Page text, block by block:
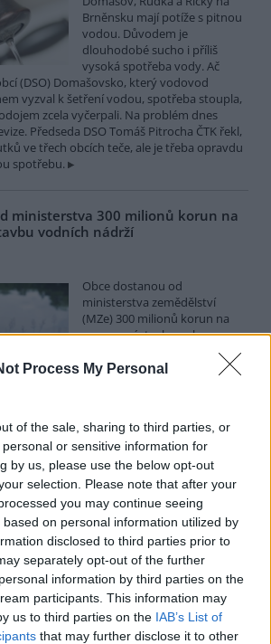
Process My Personal
of the sale, sharing to third parties, or
or sensitive information for
by us, please use the below opt-out
selection. Please note that after your
you may continue seeing
on personal information utilized by
disclosed to third parties prior to
separately opt-out of the further
information by third parties on the
participants. This information may
us to third parties on the IAB’s List of
that may further disclose it to other
Brněnsku mají potíže s pitnou
vodou. Důvodem je
dlouhodobé sucho i příliš
vysoká spotřeba vody. Ač
(DSO) Domašovsko, který vodovod
vyzval k šetření vodou, spotřeba stoupla,
zcela vyčerpali. Na problém dnes
Předseda DSO Tomáš Pitrocha ČTK řekl,
ve třech obcích teče, ale je třeba opravdu
spotřebu.
ministerstva 300 milionů korun na
vodních nádrží
Obce dostanou od
ministerstva zemědělství
(MZe) 300 milionů korun na
opravu, výstavbu nebo
odbahnění malých vodních
mohou podávat od 7. září do 7. října.
pomáhají při vedrech remízky
Hospodářská zvířata na jihu
Čech se při tropických
teplotách ochlazují v
remízkách i kamenných stájích.
Někteří jihočeští farmáři
či koně na pastviny v noci a v největších
chladnějších budov. Kvůli suchu
a zemědělci musí dobytek přikrmovat
Vysychají zdroje vody a rostou náklady na
na ochlazování zvířat, zjistila ČTK.